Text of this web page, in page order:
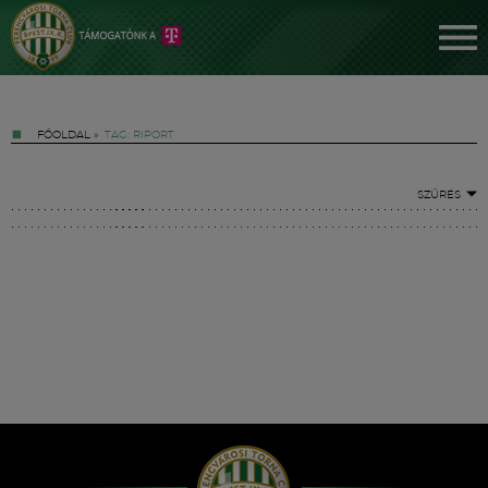
FŐOLDAL » TAG: RIPORT
SZŰRÉS
Hírek